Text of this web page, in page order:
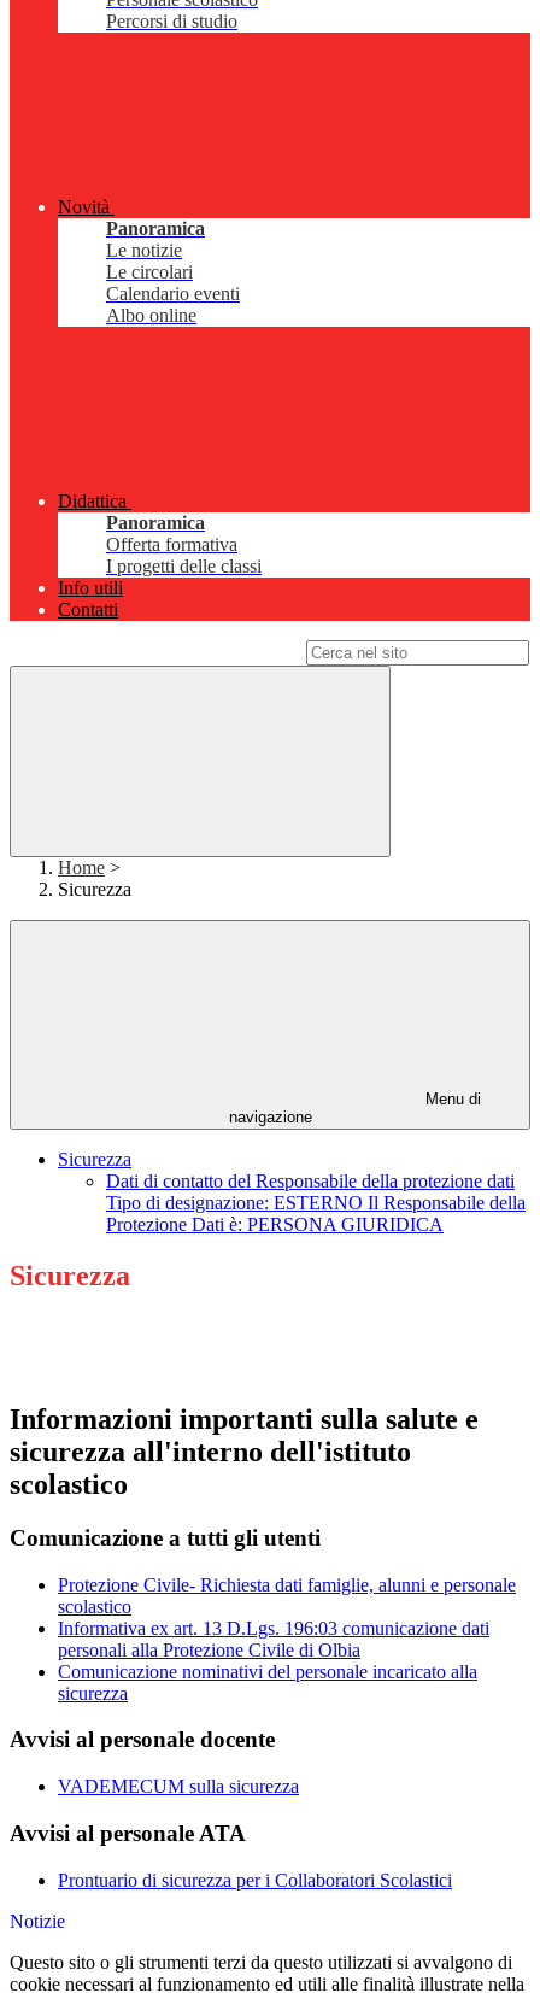
Percorsi di studio
Novità
Panoramica
Le notizie
Le circolari
Calendario eventi
Albo online
Didattica
Panoramica
Offerta formativa
I progetti delle classi
Info utili
Contatti
Home >
Sicurezza
Menu di
navigazione
Sicurezza
Dati di contatto del Responsabile della protezione dati
Tipo di designazione: ESTERNO Il Responsabile della
Protezione Dati è: PERSONA GIURIDICA
Sicurezza
Informazioni importanti sulla salute e
sicurezza all'interno dell'istituto
scolastico
Comunicazione a tutti gli utenti
Protezione Civile- Richiesta dati famiglie, alunni e personale
scolastico
Informativa ex art. 13 D.Lgs. 196:03 comunicazione dati
personali alla Protezione Civile di Olbia
Comunicazione nominativi del personale incaricato alla
sicurezza
Avvisi al personale docente
VADEMECUM sulla sicurezza
Avvisi al personale ATA
Prontuario di sicurezza per i Collaboratori Scolastici
Notizie
Questo sito o gli strumenti terzi da questo utilizzati si avvalgono di
cookie necessari al funzionamento ed utili alle finalità illustrate nella